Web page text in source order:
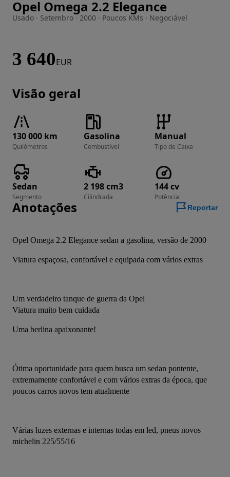
Imagem 1 de 18
Opel Omega 2.2 Elegance
Usado · Setembro · 2000 · Poucos KMs · Negociável
3 640EUR
Visão geral
130 000 km
Quilómetros
Gasolina
Combustível
Manual
Tipo de Caixa
Sedan
Segmento
2 198 cm3
Cilindrada
144 cv
Potência
Anotações Reportar
Opel Omega 2.2 Elegance sedan a gasolina, versão de 2000
Viatura espaçosa, confortável e equipada com vários extras
Um verdadeiro tanque de guerra da Opel
Viatura muito bem cuidada
Uma berlina apaixonante!
Ótima oportunidade para quem busca um sedan pontente,
extremamente confortável e com vários extras da época, que
poucos carros novos tem atualmente
Várias luzes externas e internas todas em led, pneus novos
michelin 225/55/16